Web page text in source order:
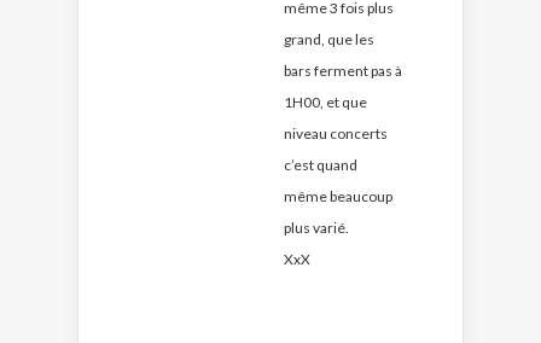
même 3 fois plus
grand, que les
bars ferment pas à
1H00, et que
niveau concerts
c’est quand
même beaucoup
plus varié.
XxX